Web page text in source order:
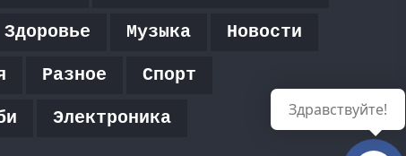
Музыка Новости
Разное Спорт
Электроника Здравствуйте!